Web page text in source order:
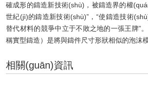
確成形的鑄造新技術(shù)，被鑄造界的權
世紀(jì)的鑄造新技術(shù)”，“使鑄造技術
替代材料的競爭中立于不敗之地的一張王牌
稱實型鑄造）是將與鑄件尺寸形狀相似的泡沫
相關(guān)資訊